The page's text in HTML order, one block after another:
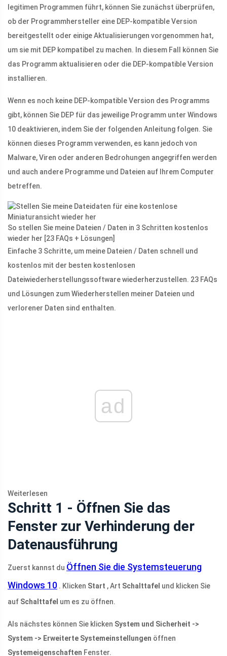
legitimen Programmen führt, können Sie zunächst überprüfen,
ob der Programmhersteller eine DEP-kompatible Version
bereitgestellt oder einige Aktualisierungen vorgenommen hat,
um sie mit DEP kompatibel zu machen. In diesem Fall können Sie
das Programm aktualisieren oder die DEP-kompatible Version
installieren.
Wenn es noch keine DEP-kompatible Version des Programms
gibt, können Sie DEP für das jeweilige Programm unter Windows
10 deaktivieren, indem Sie der folgenden Anleitung folgen. Sie
können dieses Programm verwenden, es kann jedoch von
Malware, Viren oder anderen Bedrohungen angegriffen werden
und auch andere Programme und Dateien auf Ihrem Computer
betreffen.
So stellen Sie meine Dateien / Daten in 3 Schritten kostenlos
wieder her [23 FAQs + Lösungen]
Einfache 3 Schritte, um meine Dateien / Daten schnell und
kostenlos mit der besten kostenlosen
Dateiwiederherstellungssoftware wiederherzustellen. 23 FAQs
und Lösungen zum Wiederherstellen meiner Dateien und
verlorener Daten sind enthalten.
ad
Weiterlesen
Schritt 1 - Öffnen Sie das
Fenster zur Verhinderung der
Datenausführung
Zuerst kannst du Öffnen Sie die Systemsteuerung
Windows 10 . Klicken Start , Art Schalttafel und klicken Sie
auf Schalttafel um es zu öffnen.
Als nächstes können Sie klicken System und Sicherheit ->
System -> Erweiterte Systemeinstellungen öffnen
Systemeigenschaften Fenster.